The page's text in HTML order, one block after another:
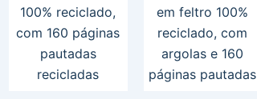
100% reciclado,
com 160 páginas
pautadas
recicladas
em feltro 100%
reciclado, com
argolas e 160
páginas pautadas